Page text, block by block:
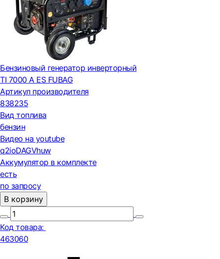
Бензиновый генератор инверторный
TI 7000 A ES FUBAG
Артикул производителя
838235
Вид топлива
бензин
Видео на youtube
q2ioDAGVhuw
Аккумулятор в комплекте
есть
по запросу
В корзину
Код товара:
463060